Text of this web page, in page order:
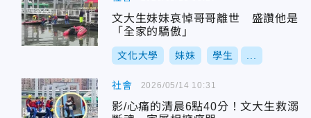
文大生妹妹哀悼哥哥離世 盛讚他是
「全家的驕傲」
文化大學 妹妹 學生
社會
影/心痛的清晨6點40分！文大生救溺
2026/05/14 10:31